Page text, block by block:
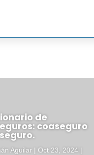
de
coaseguro
Aguilar | Oct 23, 2024 |